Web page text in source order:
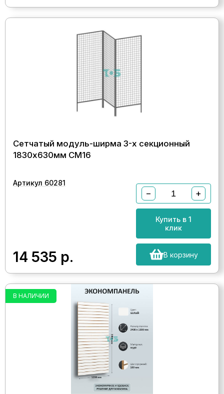
Сетчатый модуль-ширма 3-х секционный
1830х630мм СМ16
Артикул 60281
14 535 р.
− +
Купить в 1
клик
В корзину
В НАЛИЧИИ